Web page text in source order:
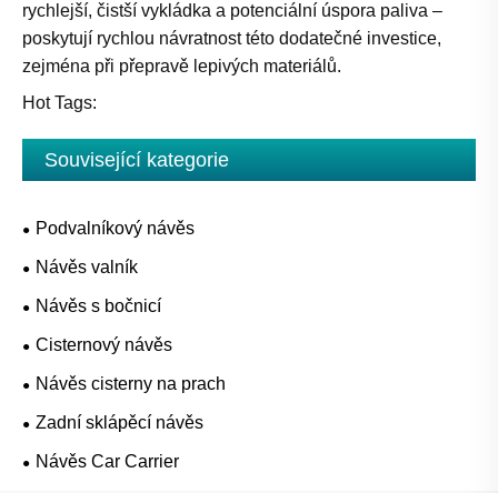
rychlejší, čistší vykládka a potenciální úspora paliva –
poskytují rychlou návratnost této dodatečné investice,
zejména při přepravě lepivých materiálů.
Hot Tags:
Související kategorie
Podvalníkový návěs
Návěs valník
Návěs s bočnicí
Cisternový návěs
Návěs cisterny na prach
Zadní sklápěcí návěs
Návěs Car Carrier